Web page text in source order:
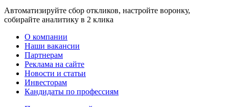
Автоматизируйте сбор откликов, настройте воронку,
собирайте аналитику в 2 клика
О компании
Наши вакансии
Партнерам
Реклама на сайте
Новости и статьи
Инвесторам
Кандидаты по профессиям